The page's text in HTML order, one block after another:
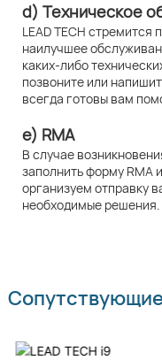
d) Техническое
LEAD TECH стремится
наилучшее
каких-либо
позвоните или
всегда готовы вам
e) RMA
В случае
заполнить форму RMA
организуем отправку
необходимые решения.